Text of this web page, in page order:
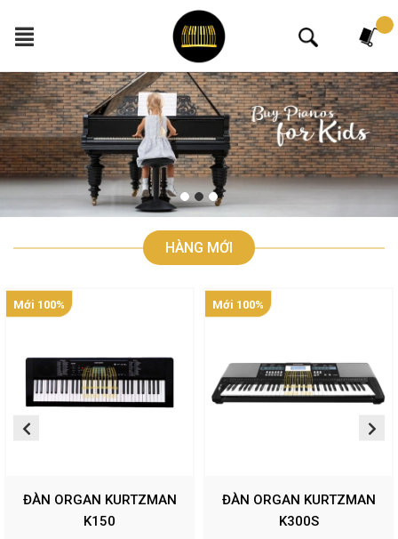
HÀNG MỚI
Mới 100%
ĐÀN ORGAN KURTZMAN
K150
Mới 100%
ĐÀN ORGAN KURTZMAN
K300S